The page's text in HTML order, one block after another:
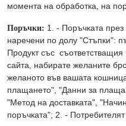
момента на обработка, на
Поръчки: 1. - Поръчката през
наречени по долу "Стъпки":
Продукт със съответстващия
сайта, набирате желаните
желаното във вашата
плащането", "Данни за
"Метод на доставката",
поръчката"; 2. -